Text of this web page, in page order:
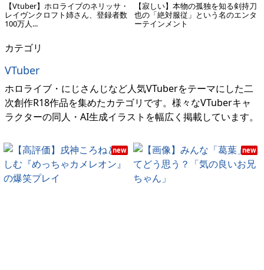
【Vtuber】ホロライブのネリッサ・
レイヴンクロフト姉さん、登録者数
100万人...
【寂しい】本物の孤独を知る剣持刀
也の「絶対服従」という名のエンタ
ーテインメント
カテゴリ
VTuber
ホロライブ・にじさんじなど人気VTuberをテーマにした二
次創作R18作品を集めたカテゴリです。様々なVTuberキャ
ラクターの同人・AI生成イラストを幅広く掲載しています。
new new